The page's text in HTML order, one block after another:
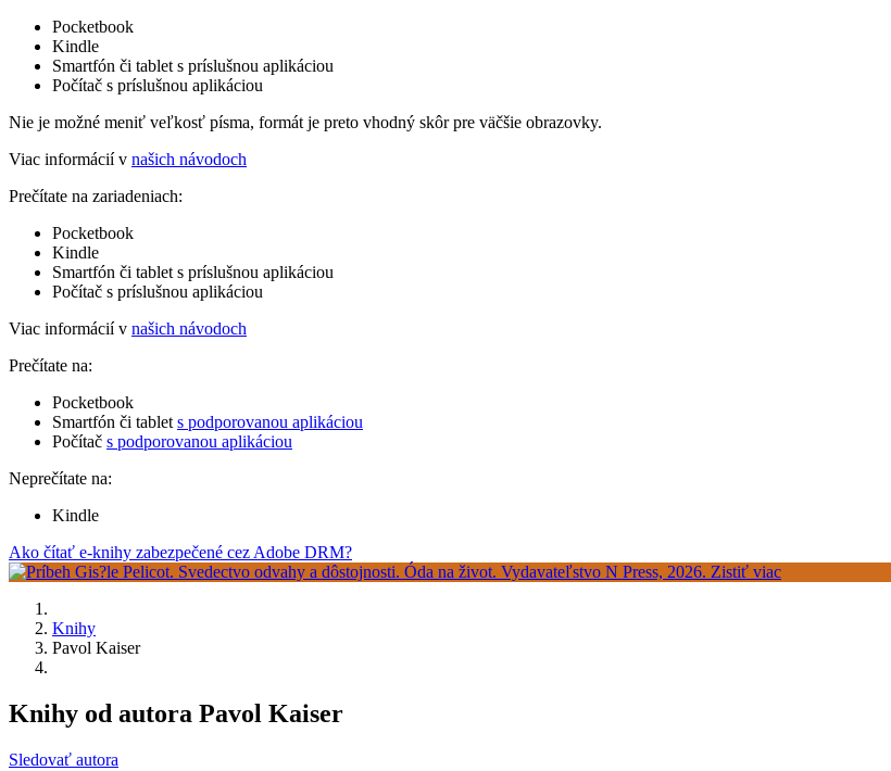
Pocketbook
Kindle
Smartfón či tablet s príslušnou aplikáciou
Počítač s príslušnou aplikáciou
Nie je možné meniť veľkosť písma, formát je preto vhodný skôr pre väčšie obrazovky.
Viac informácií v našich návodoch
Prečítate na zariadeniach:
Pocketbook
Kindle
Smartfón či tablet s príslušnou aplikáciou
Počítač s príslušnou aplikáciou
Viac informácií v našich návodoch
Prečítate na:
Pocketbook
Smartfón či tablet s podporovanou aplikáciou
Počítač s podporovanou aplikáciou
Neprečítate na:
Kindle
Ako čítať e-knihy zabezpečené cez Adobe DRM?
Knihy
Pavol Kaiser
Knihy od autora Pavol Kaiser
Sledovať autora